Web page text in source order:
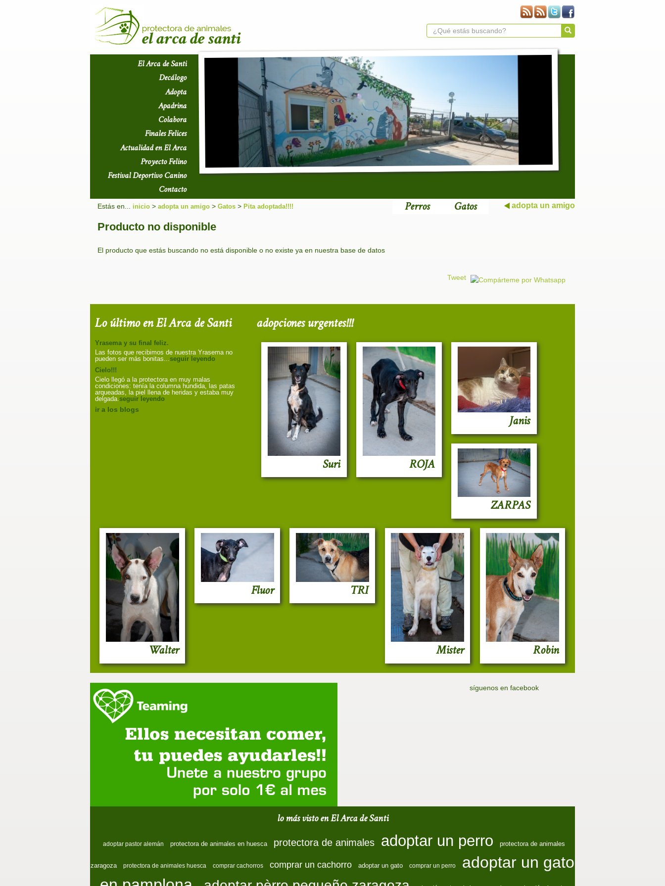
El Arca de Santi
Decálogo
Adopta
Apadrina
Colabora
Finales Felices
Actualidad en El Arca
Proyecto Felino
Festival Deportivo Canino
Contacto
Perros Gatos adopta un amigo
Estás en... inicio > adopta un amigo > Gatos > Pita adoptada!!!!
Producto no disponible
El producto que estás buscando no está disponible o no existe ya en nuestra base de datos
Tweet
Lo último en El Arca de Santi
Yrasema y su final feliz.
Las fotos que recibimos de nuestra Yrasema no
pueden ser más bonitas...seguir leyendo
Cielo!!!
Cielo llegó a la protectora en muy malas
condiciones: tenía la columna hundida, las patas
arqueadas, la piel llena de heridas y estaba muy
delgada.seguir leyendo
ir a los blogs
adopciones urgentes!!!
Suri ROJA
Janis
ZARPAS
Walter
Fluor TRI
Mister Robin
síguenos en facebook
lo más visto en El Arca de Santi
adoptar pastor alemán protectora de animales en huesca protectora de animales adoptar un perro protectora de animales
zaragoza protectora de animales huesca comprar cachorros comprar un cachorro adoptar un gato comprar un perro
adoptar un gato